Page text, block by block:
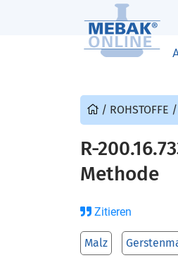
/ ROHSTOFFE /
R-
Methode
Zitieren
Malz